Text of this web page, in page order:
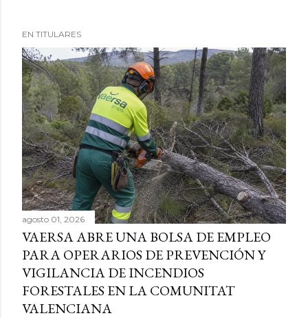
EN TITULARES
agosto 01, 2026
VAERSA ABRE UNA BOLSA DE EMPLEO
PARA OPERARIOS DE PREVENCIÓN Y
VIGILANCIA DE INCENDIOS
FORESTALES EN LA COMUNITAT
VALENCIANA